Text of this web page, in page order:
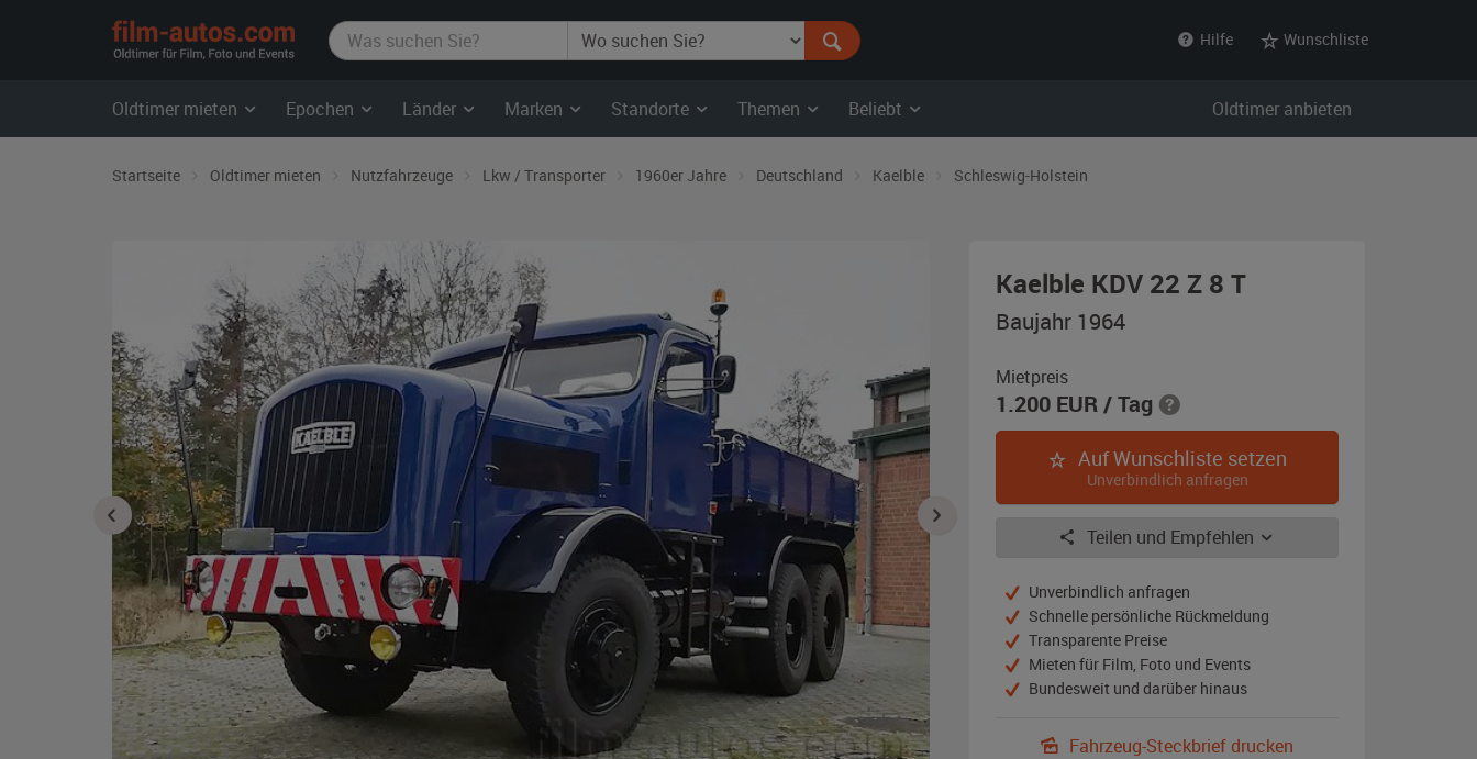
film-
autos.com
Hilfe Wunschliste
Oldtimer mieten Epochen Länder Marken Standorte Themen Beliebt Oldtimer anbieten
Startseite Oldtimer mieten Nutzfahrzeuge Lkw / Transporter 1960er Jahre Deutschland Kaelble Schleswig-Holstein
Kaelble KDV 22 Z 8 T,
schwarz
Baujahr 1964
Mietpreis
1.200 EUR/ Tag
Auf Wunschliste setzen
Unverbindlich anfragen
Teilen und Empfehlen
Unverbindlich anfragen
Schnelle persönliche Rückmeldung
Transparente Preise
Mieten für Film, Foto und Events
Bundesweit und darüber hinaus
Fahrzeug-Steckbrief drucken